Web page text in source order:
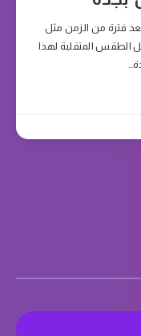
بعد فترة من الزمن مثل
الطقس المتقلبة لهذا